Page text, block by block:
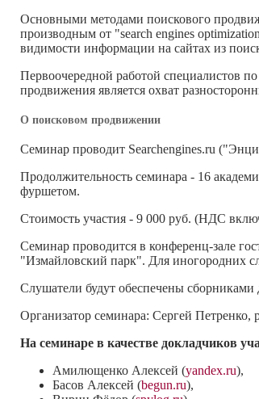
Основными методами поискового
производным от "search engines
видимости информации на сайтах из
Первоочередной работой специалистов
продвижения является охват
О поисковом продвижении
Семинар проводит Searchengines.ru
Продолжительность семинара - 16
фуршетом.
Стоимость участия - 9 000 руб. (НДС
Семинар проводится в конференц-зале
"Измайловский парк". Для иногородних
Слушатели будут обеспечены сборниками
Организатор семинара: Сергей
На семинаре в качестве докладчиков
Амилющенко Алексей (yandex.ru),
Басов Алексей (begun.ru),